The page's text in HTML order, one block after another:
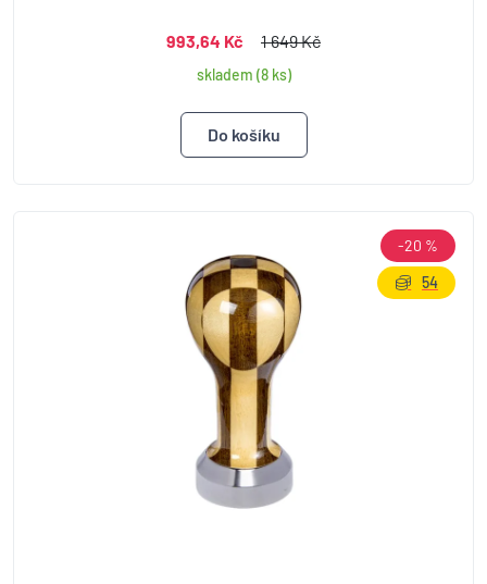
993,64 Kč 1 649 Kč
skladem (8 ks)
-20 %
54